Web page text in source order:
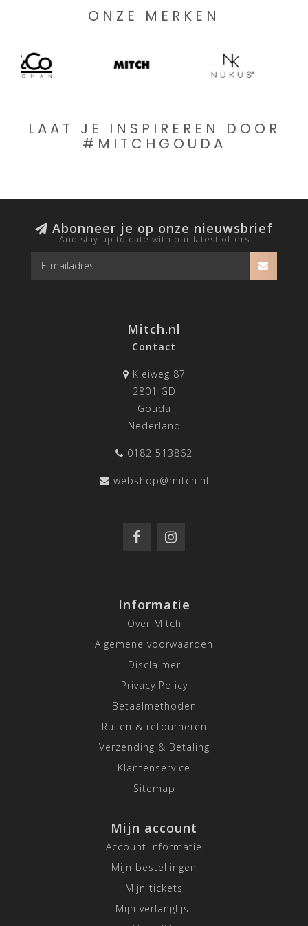
ONZE MERKEN
LAAT JE INSPIREREN DOOR
#MITCHGOUDA
Abonneer je op onze nieuwsbrief
And stay up to date with our latest offers
Mitch.nl
Contact
Kleiweg 87
2801 GD
Gouda
Nederland
0182 513862
webshop@mitch.nl
Informatie
Over Mitch
Algemene voorwaarden
Disclaimer
Privacy Policy
Betaalmethoden
Ruilen & retourneren
Verzending & Betaling
Klantenservice
Sitemap
Mijn account
Account informatie
Mijn bestellingen
Mijn tickets
Mijn verlanglijst